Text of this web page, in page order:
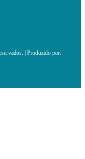
| Produzido por: